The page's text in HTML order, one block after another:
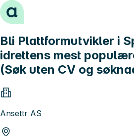
Hopp til innhold
Bli Plattformutvikler i
idrettens mest
(Søk uten CV og
Ansettr AS